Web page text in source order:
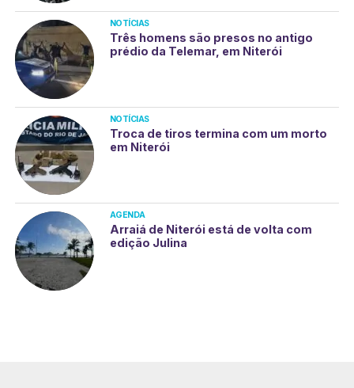
NOTÍCIAS
Três homens são presos no antigo
prédio da Telemar, em Niterói
NOTÍCIAS
Troca de tiros termina com um morto
em Niterói
AGENDA
Arraiá de Niterói está de volta com
edição Julina